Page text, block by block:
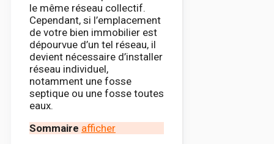
le même réseau collectif.
Cependant, si l’emplacement
de votre bien immobilier est
dépourvue d’un tel réseau, il
devient nécessaire d’installer
réseau individuel,
notamment une fosse
septique ou une fosse toutes
eaux.
Sommaire afficher